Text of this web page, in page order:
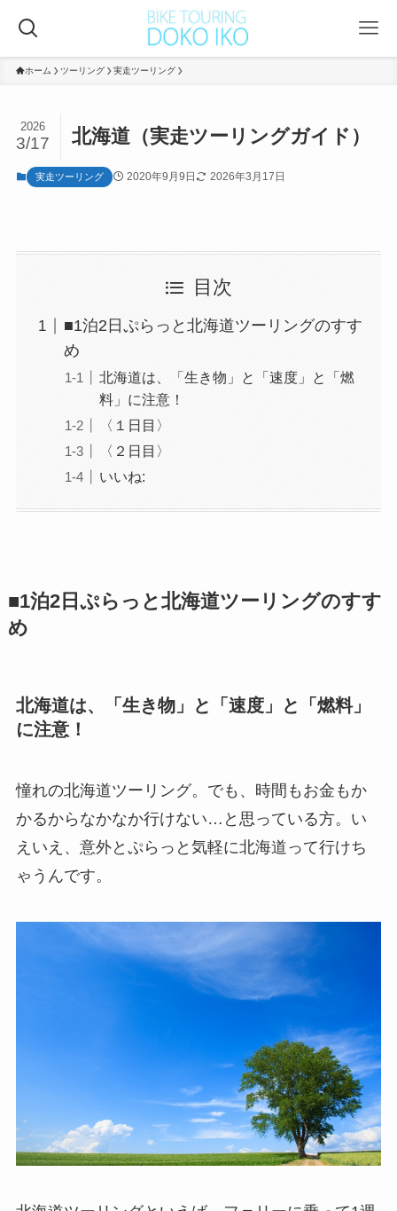
ホーム ツーリング 実走ツーリング
北海道（実走ツーリングガイド）
2026
3/17
実走ツーリング 2020年9月9日 2026年3月17日
目次
■1泊2日ぷらっと北海道ツーリングのすす
め
北海道は、「生き物」と「速度」と「燃
料」に注意！
〈１日目〉
〈２日目〉
いいね:
■1泊2日ぷらっと北海道ツーリングのすす
め
北海道は、「生き物」と「速度」と「燃料」
に注意！
憧れの北海道ツーリング。でも、時間もお金もか
かるからなかなか行けない…と思っている方。い
えいえ、意外とぷらっと気軽に北海道って行けち
ゃうんです。